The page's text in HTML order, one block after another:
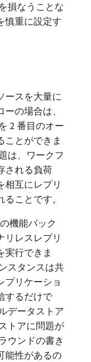
損なうことな
慎重に設定す
ースを大量に
の場合は、
2 番目のオー
ことができま
は、ワークフ
される負荷
相互にレプリ
ことです。
機能パック
リレスレプリ
実行できま
スタンスは共
プリケーショ
するだけで
データストア
トアに問題が
ウンドの書き
能性があるの